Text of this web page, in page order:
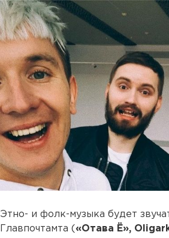
Этно- и фолк-музыка будет
Главпочтамта ( «Отава Ё»,